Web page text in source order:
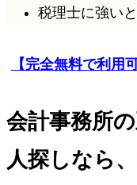
税理士に強い
【完全無料で利用
会計事務所
人探しなら